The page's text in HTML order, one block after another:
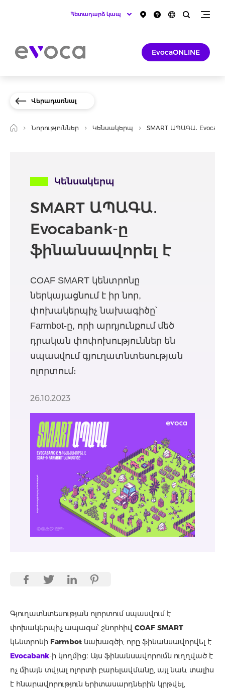
Հետադարձ կապ
EvocaONLINE
Վերադառնալ
Նորություններ Կենսակերպ SMART ԱՊԱԳԱ․
Կենսակերպ
SMART ԱՊԱԳԱ․
Evocabank-ը
ֆինանսավորել է
COAF SMART կենտրոնը
ներկայացնում է իր նոր,
փոխակերպիչ նախագիծը՝
Farmbot-ը, որի արդյունքում մեծ
դրական փոփոխություններ են
սպասվում գյուղատնտեսության
ոլորտում։
26.10.2023
Գյուղատնտեսության ոլորտում սպասվում է
փոխակերպիչ ապագա՝ շնորհիվ COAF SMART
կենտրոնի Farmbotնախագծի, որը ֆինանսավորվել է
Evocabank-ի կողմից։ Այս ֆինանսավորումն ուղղված է
ոչ միայն տվյալ ոլորտի բարելավմանը, այլ նաև տալիս
է հնարավորություն երիտասարդներին կրթվել,